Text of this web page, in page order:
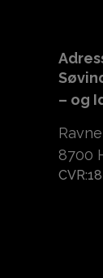
– og
8700